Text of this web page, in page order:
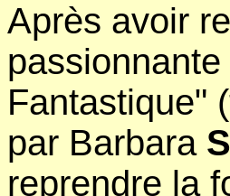
Après avoir
Fantastique"
par Barbara
reprendre la